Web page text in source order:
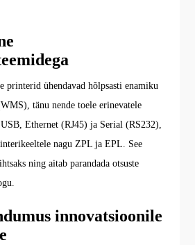
printerid ühendavad hõlpsasti enamiku
tänu nende toele erinevatele
Ethernet (RJ45) ja Serial (RS232),
nagu ZPL ja EPL. See
ning aitab parandada otsuste
innovatsioonile